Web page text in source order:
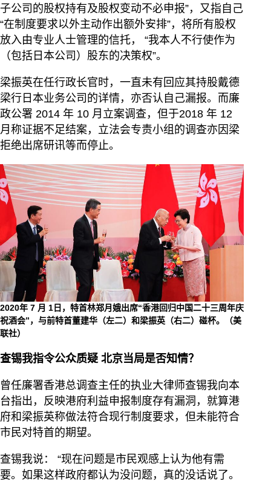
子公司的股权持有及股权变动不必申报”，又指自己
“在制度要求以外主动作出额外安排”，将所有股权
放入由专业人士管理的信托， “我本人不行使作为
（包括日本公司）股东的决策权”。
梁振英在任行政长官时，一直未有回应其持股戴德
梁行日本业务公司的详情，亦否认自己漏报。而廉
政公署 2014 年 10 月立案调查，但于2018 年 12
月称证据不足结案，立法会专责小组的调查亦因梁
拒绝出席研讯等而停止。
2020年 7 月 1日，特首林郑月娥出席“香港回归中国二十三周年庆
祝酒会”，与前特首董建华（左二）和梁振英（右二）碰杯。（美
联社）
查锡我指令公众质疑 北京当局是否知情？
曾任廉署香港总调查主任的执业大律师查锡我向本
台指出，反映港府利益申报制度存有漏洞，就算港
府和梁振英称做法符合现行制度要求，但未能符合
市民对特首的期望。
查锡我说： “现在问题是市民观感上认为他有需
要。如果这样政府都认为没问题，真的没话说了。